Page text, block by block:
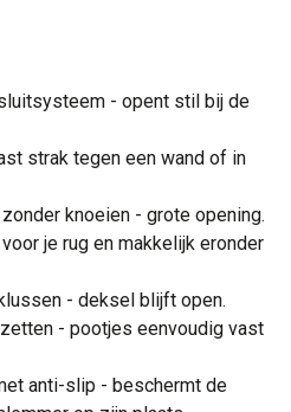
- opent stil bij de
strak tegen een wand of in
knoeien - grote opening.
je rug en makkelijk eronder
- deksel blijft open.
- pootjes eenvoudig vast
anti-slip - beschermt de